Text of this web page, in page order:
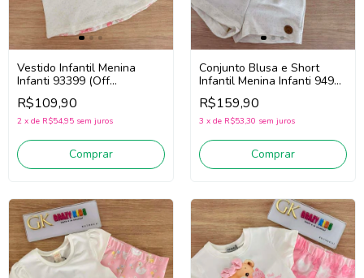
Vestido Infantil Menina
Infanti 93399 (Off
White/Rosa)
R$109,90
2 x de R$54,95 sem juros
Comprar
Conjunto Blusa e Short
Infantil Menina Infanti 94932
(Amarelo/Off White)
R$159,90
3 x de R$53,30 sem juros
Comprar